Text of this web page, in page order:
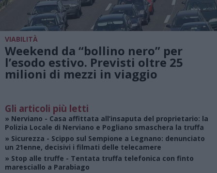
VIABILITÀ
Weekend da “bollino nero” per
l’esodo estivo. Previsti oltre 25
milioni di mezzi in viaggio
Gli articoli più letti
» Nerviano - Casa affittata all’insaputa del proprietario: la
Polizia Locale di Nerviano e Pogliano smaschera la truffa
» Sicurezza - Scippo sul Sempione a Legnano: denunciato
un 21enne, decisivi i filmati delle telecamere
» Stop alle truffe - Tentata truffa telefonica con finto
maresciallo a Parabiago